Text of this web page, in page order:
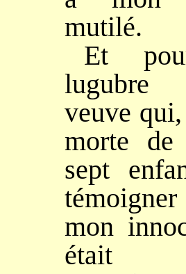
mutilé.
Et
lugubre
veuve
morte
sept
mon
était